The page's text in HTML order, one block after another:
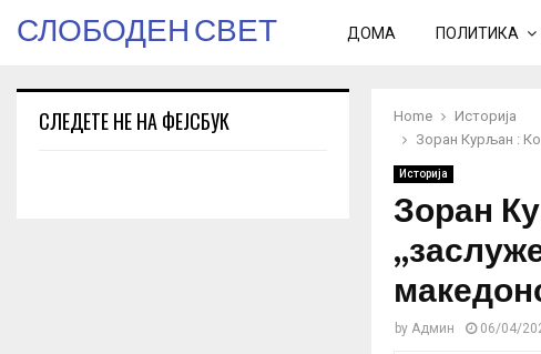
СЛОБОДЕН СВЕТ ДОМА ПОЛИТИКА
Home
Историја
Зоран Курљан :
Историја
Зоран
by Админ 06/04/
СЛЕДЕТЕ НЕ НА ФЕЈСБУК